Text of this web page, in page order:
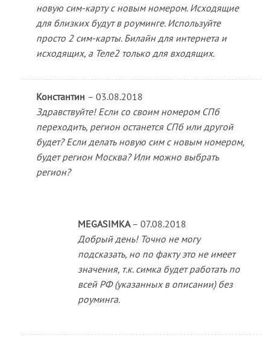
новую сим-карту с новым номером. Исходящие
для близких будут в роуминге. Используйте
просто 2 сим-карты. Билайн для интернета и
исходящих, а Теле2 только для входящих.
Константин – 03.08.2018
Здравствуйте! Если со своим номером СПб
переходить, регион останется СПб или другой
будет? Если делать новую сим с новым номером,
будет регион Москва? Или можно выбрать
регион?
MEGASIMKA – 07.08.2018
Добрый день! Точно не могу
подсказать, но по факту это не имеет
значения, т.к. симка будет работать по
всей РФ (указанных в описании) без
роуминга.